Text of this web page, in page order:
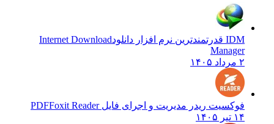
IDM قدرتمندترین نرم افزار دانلود
Internet Download
Manager
۲ مرداد ۱۴۰۵
فوکسیت ریدر مدیریت و اجرای فایل PDFFoxit Reader
۱۴ تیر ۱۴۰۵